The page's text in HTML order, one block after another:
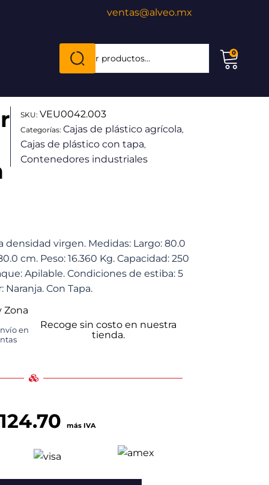
ventas@alveo.mx
Buscar
por:
Cuando hay resultados autocompletados,
0
SKU: VEU0042.003
Categorías: Cajas de plástico agrícola,
Cajas de plástico con tapa,
Contenedores industriales
densidad virgen. Medidas: Largo: 80.0
cm. Peso: 16.360 Kg. Capacidad: 250
Apilable. Condiciones de estiba: 5
Con Tapa.
Zona
en
Recoge sin costo en nuestra
tienda.
más IVA